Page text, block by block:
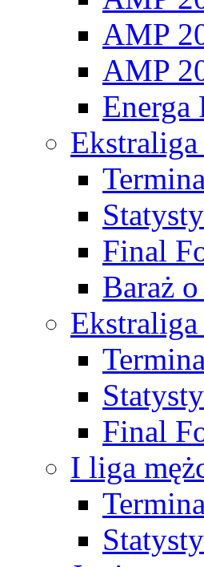
AMP
AMP
Energa
Final
Baraż
Final
I liga